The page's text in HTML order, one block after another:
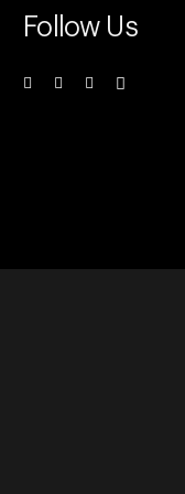
Follow Us